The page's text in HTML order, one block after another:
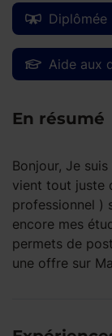
Diplômée
Aide aux
En résumé
Bonjour, Je
vient tout juste
professionnel )
encore mes
permets de
une offre sur